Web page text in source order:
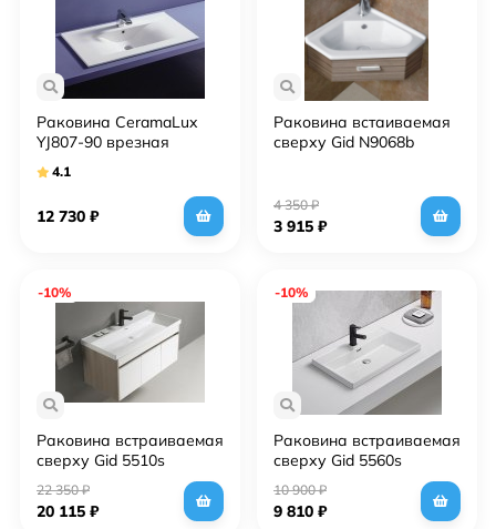
Раковина CeramaLux
YJ807-90 врезная
4.1
12 730 ₽
Раковина встаиваемая
сверху Gid N9068b
4 350₽
3 915 ₽
-10%
Раковина встраиваемая
сверху Gid 5510s
22 350₽
20 115 ₽
-10%
Раковина встраиваемая
сверху Gid 5560s
10 900₽
9 810 ₽